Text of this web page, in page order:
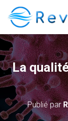
La
Publié par